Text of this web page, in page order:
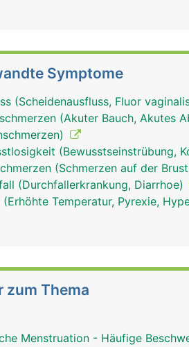
Symptome
(Scheidenausfluss, Fluor
(Akuter Bauch, Akutes
(Bewusstseinstrübung,
(Schmerzen auf der
(Durchfallerkrankung, Diarrhoe)
(Erhöhte Temperatur, Pyrexie,
zum Thema
Menstruation - Häufige